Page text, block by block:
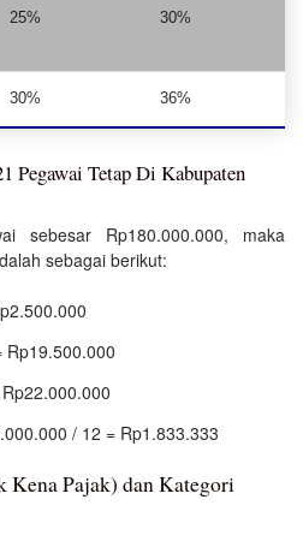
25% 30%
30% 36%
Pegawai Tetap Di Kabupaten
sebesar Rp180.000.000, maka
sebagai berikut:
Rp19.500.000
/ 12 = Rp1.833.333
Kena Pajak) dan Kategori